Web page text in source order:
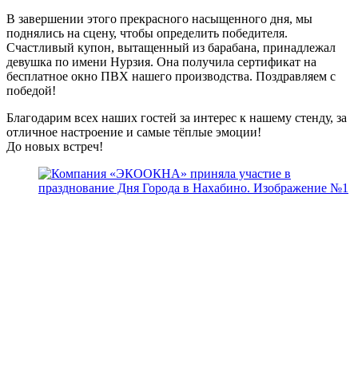
В завершении этого прекрасного насыщенного дня, мы
поднялись на сцену, чтобы определить победителя.
Счастливый купон, вытащенный из барабана, принадлежал
девушка по имени Нурзия. Она получила сертификат на
бесплатное окно ПВХ нашего производства. Поздравляем с
победой!
Благодарим всех наших гостей за интерес к нашему стенду, за
отличное настроение и самые тёплые эмоции!
До новых встреч!